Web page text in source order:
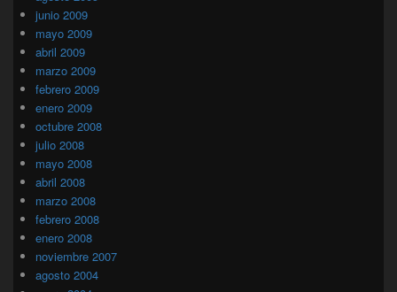
junio 2009
mayo 2009
abril 2009
marzo 2009
febrero 2009
enero 2009
octubre 2008
julio 2008
mayo 2008
abril 2008
marzo 2008
febrero 2008
enero 2008
noviembre 2007
agosto 2004